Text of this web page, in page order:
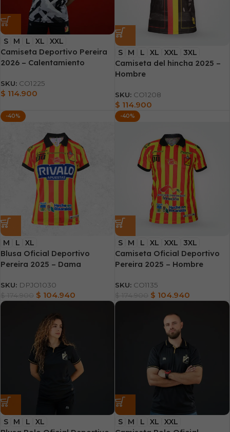
S M L XL XXL
Camiseta Deportivo Pereira
2026 – Calentamiento
SKU: CO1225
$ 114.900
S M L XL XXL 3XL
Camiseta del hincha 2025 –
Hombre
SKU: CO1208
$ 114.900
-40%
M L XL
Blusa Oficial Deportivo
Pereira 2025 – Dama
SKU: DPJO1030
$ 104.940
-40%
S M L XL XXL 3XL
Camiseta Oficial Deportivo
Pereira 2025 – Hombre
SKU: CO1135
$ 104.940
S M L XL S M L XL XXL